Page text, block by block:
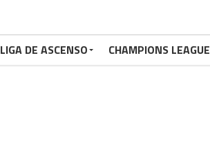
LIGA DE ASCENSO CHAMPIONS LEAGUE